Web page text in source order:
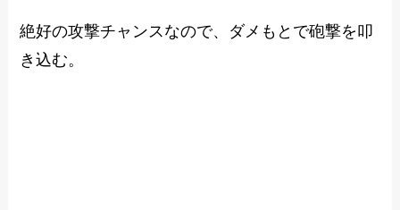
絶好の攻撃チャンスなので、ダメもとで砲撃を叩
き込む。